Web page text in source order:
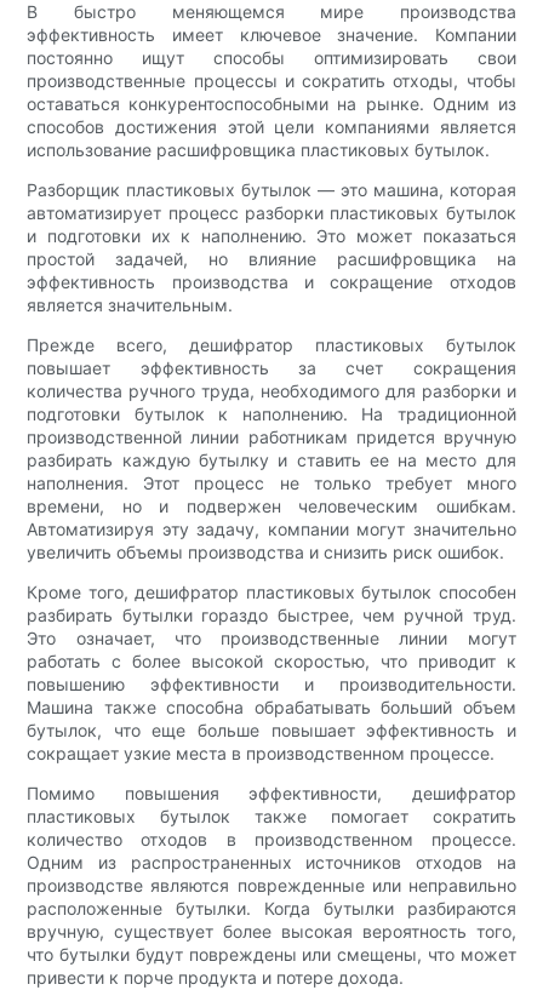
В быстро меняющемся мире производства
эффективность имеет ключевое значение. Компании
постоянно ищут способы оптимизировать свои
производственные процессы и сократить отходы, чтобы
оставаться конкурентоспособными на рынке. Одним из
способов достижения этой цели компаниями является
использование расшифровщика пластиковых бутылок.
Разборщик пластиковых бутылок — это машина, которая
автоматизирует процесс разборки пластиковых бутылок
и подготовки их к наполнению. Это может показаться
простой задачей, но влияние расшифровщика на
эффективность производства и сокращение отходов
является значительным.
Прежде всего, дешифратор пластиковых бутылок
повышает эффективность за счет сокращения
количества ручного труда, необходимого для разборки и
подготовки бутылок к наполнению. На традиционной
производственной линии работникам придется вручную
разбирать каждую бутылку и ставить ее на место для
наполнения. Этот процесс не только требует много
времени, но и подвержен человеческим ошибкам.
Автоматизируя эту задачу, компании могут значительно
увеличить объемы производства и снизить риск ошибок.
Кроме того, дешифратор пластиковых бутылок способен
разбирать бутылки гораздо быстрее, чем ручной труд.
Это означает, что производственные линии могут
работать с более высокой скоростью, что приводит к
повышению эффективности и производительности.
Машина также способна обрабатывать больший объем
бутылок, что еще больше повышает эффективность и
сокращает узкие места в производственном процессе.
Помимо повышения эффективности, дешифратор
пластиковых бутылок также помогает сократить
количество отходов в производственном процессе.
Одним из распространенных источников отходов на
производстве являются поврежденные или неправильно
расположенные бутылки. Когда бутылки разбираются
вручную, существует более высокая вероятность того,
что бутылки будут повреждены или смещены, что может
привести к порче продукта и потере дохода.